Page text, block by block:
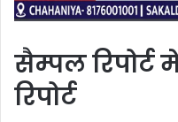
सैम्पल रिपोर्ट
रिपोर्ट